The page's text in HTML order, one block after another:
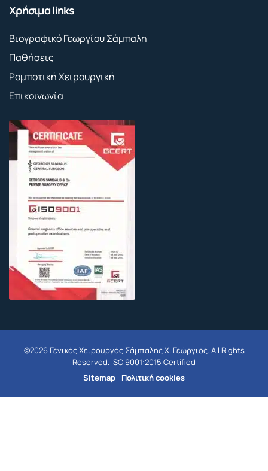
Χρήσιμα links
Βιογραφικό Γεωργίου Σάμπαλη
Παθήσεις
Ρομποτική Χειρουργική
Επικοινωνία
©2026 Γενικός Χειρουργός Σάμπαλης Χ. Γεώργιος. All Rights
Reserved. ISO 9001:2015 Certified
Sitemap
Πολιτική cookies